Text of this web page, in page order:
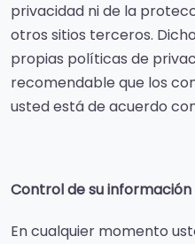
privacidad ni de la
otros sitios terceros.
propias políticas de
recomendable que los
usted está de acuerdo
Control de su
En cualquier momento